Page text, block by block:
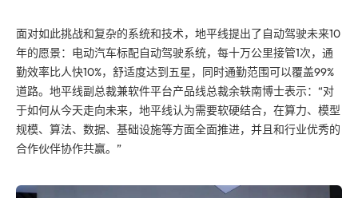
面对如此挑战和复杂的系统和技术，地平线提出了自动驾驶未来10
年的愿景：电动汽车标配自动驾驶系统，每十万公里接管1次，通
勤效率比人快10%，舒适度达到五星，同时通勤范围可以覆盖99%
道路。地平线副总裁兼软件平台产品线总裁余轶南博士表示：“对
于如何从今天走向未来，地平线认为需要软硬结合，在算力、模型
规模、算法、数据、基础设施等方面全面推进，并且和行业优秀的
合作伙伴协作共赢。”